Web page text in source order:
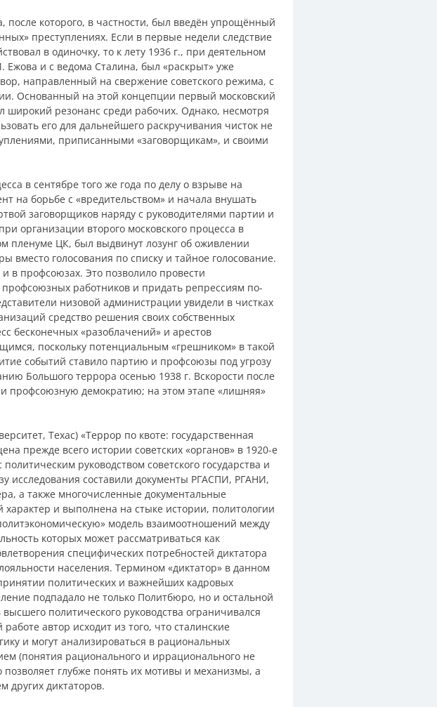
после которого, в частности, был введён упрощённый
преступлениях. Если в первые недели следствие
в одиночку, то к лету 1936 г., при деятельном
и с ведома Сталина, был «раскрыт» уже
направленный на свержение советского режима, с
Основанный на этой концепции первый московский
широкий резонанс среди рабочих. Однако, несмотря
его для дальнейшего раскручивания чисток не
приписанными «заговорщикам», и своими
в сентябре того же года по делу о взрыве на
на борьбе с «вредительством» и начала внушать
заговорщиков наряду с руководителями партии и
организации второго московского процесса в
пленуме ЦК, был выдвинут лозунг об оживлении
голосования по списку и тайное голосование.
в профсоюзах. Это позволило провести
работников и придать репрессиям по-
низовой администрации увидели в чистках
средство решения своих собственных
бесконечных «разоблачений» и арестов
поскольку потенциальным «грешником» в такой
событий ставило партию и профсоюзы под угрозу
Большого террора осенью 1938 г. Вскорости после
профсоюзную демократию; на этом этапе «лишняя»
Техас) «Террор по квоте: государственная
прежде всего истории советских «органов» в 1920-е
руководством советского государства и
исследования составили документы РГАСПИ, РГАНИ,
а также многочисленные документальные
и выполнена на стыке истории, политологии
модель взаимоотношений между
которых может рассматриваться как
специфических потребностей диктатора
населения. Термином «диктатор» в данном
политических и важнейших кадровых
подпадало не только Политбюро, но и остальной
высшего политического руководства ограничивался
автор исходит из того, что сталинские
и могут анализироваться в рациональных
(понятия рационального и иррационального не
глубже понять их мотивы и механизмы, а
других диктаторов.